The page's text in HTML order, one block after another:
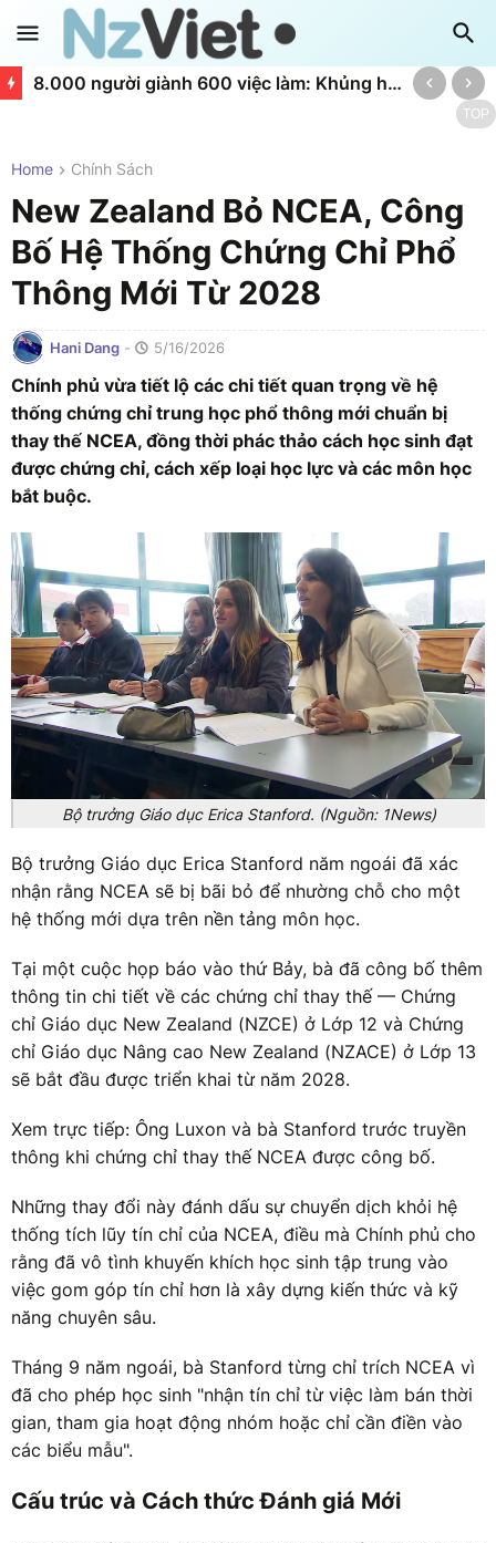
8.000 người giành 600 việc làm: Khủng hoảng nghèo đói và bạo lực bùng phát tại Northland New Zealand
TOP
Home Chính Sách
New Zealand Bỏ NCEA, Công
Bố Hệ Thống Chứng Chỉ Phổ
Thông Mới Từ 2028
Hani Dang - 5/16/2026
Chính phủ vừa tiết lộ các chi tiết quan trọng về hệ
thống chứng chỉ trung học phổ thông mới chuẩn bị
thay thế NCEA, đồng thời phác thảo cách học sinh đạt
được chứng chỉ, cách xếp loại học lực và các môn học
bắt buộc.
Bộ trưởng Giáo dục Erica Stanford. (Nguồn: 1News)
Bộ trưởng Giáo dục Erica Stanford năm ngoái đã xác
nhận rằng NCEA sẽ bị bãi bỏ để nhường chỗ cho một
hệ thống mới dựa trên nền tảng môn học.
Tại một cuộc họp báo vào thứ Bảy, bà đã công bố thêm
thông tin chi tiết về các chứng chỉ thay thế — Chứng
chỉ Giáo dục New Zealand (NZCE) ở Lớp 12 và Chứng
chỉ Giáo dục Nâng cao New Zealand (NZACE) ở Lớp 13
sẽ bắt đầu được triển khai từ năm 2028.
Xem trực tiếp: Ông Luxon và bà Stanford trước truyền
thông khi chứng chỉ thay thế NCEA được công bố.
Những thay đổi này đánh dấu sự chuyển dịch khỏi hệ
thống tích lũy tín chỉ của NCEA, điều mà Chính phủ cho
rằng đã vô tình khuyến khích học sinh tập trung vào
việc gom góp tín chỉ hơn là xây dựng kiến thức và kỹ
năng chuyên sâu.
Tháng 9 năm ngoái, bà Stanford từng chỉ trích NCEA vì
đã cho phép học sinh "nhận tín chỉ từ việc làm bán thời
gian, tham gia hoạt động nhóm hoặc chỉ cần điền vào
các biểu mẫu".
Cấu trúc và Cách thức Đánh giá Mới